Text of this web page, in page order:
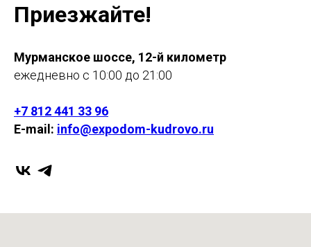
Приезжайте!
Мурманское шоссе, 12-й километр
ежедневно с 10:00 до 21:00
+7 812 441 33 96
E-mail: info@expodom-kudrovo.ru